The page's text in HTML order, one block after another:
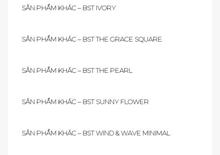
SẢN PHẨM KHÁC – BST IVORY
SẢN PHẨM KHÁC – BST THE GRACE SQUARE
SẢN PHẨM KHÁC – BST THE PEARL
SẢN PHẨM KHÁC – BST SUNNY FLOWER
SẢN PHẨM KHÁC – BST WIND & WAVE MINIMAL